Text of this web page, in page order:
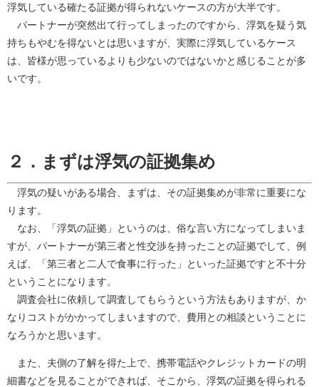
浮気している確たる証拠が得られないケースの方が大半です。
パートナーが突然出て行ってしまったのですから、浮気を疑う気
持ちもやむを得ないとは思いますが、実際に浮気しているケース
は、皆様が思っているよりも少ないのではないかと感じることが多
いです。
２．まずは浮気の証拠集め
浮気の疑いがある場合、まずは、その証拠集めが非常に重要にな
ります。
なお、「浮気の証拠」というのは、俗な言い方になってしまいま
すが、パートナーが第三者と性交渉を持ったことの証拠でして、例
えば、「第三者と二人で食事に行った」といった証拠ですと不十分
ということになります。
調査会社に依頼して調査してもらうという方法もありますが、か
なりコストがかかってしまいますので、費用との相談ということに
なろうかと思います。
また、夫側の了解を得た上で、携帯電話やクレジットカードの明
細書などを見ることができれば、そこから、浮気の証拠を得られる